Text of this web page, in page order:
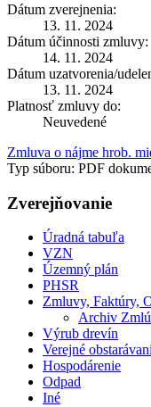
Dátum zverejnenia:
13. 11. 2024
Dátum účinnosti zmluvy:
14. 11. 2024
Dátum uzatvorenia/
13. 11. 2024
Platnosť zmluvy do:
Neuvedené
Zmluva o nájme hrob.
Typ súboru: PDF
Zverejňovanie
Úradná tabuľa
VZN
Územný plán
PHSR
Zmluvy, Faktúry,
Archiv
Výrub drevín
Verejné
Hospodárenie
Odpad
Iné